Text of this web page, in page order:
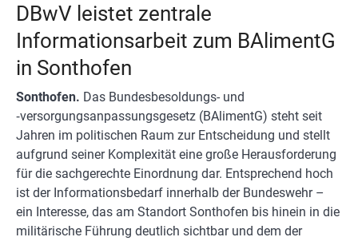
DBwV leistet zentrale
Informationsarbeit zum BAlimentG
in Sonthofen
Sonthofen. Das Bundesbesoldungs- und
‑versorgungsanpassungsgesetz (BAlimentG) steht seit
Jahren im politischen Raum zur Entscheidung und stellt
aufgrund seiner Komplexität eine große Herausforderung
für die sachgerechte Einordnung dar. Entsprechend hoch
ist der Informationsbedarf innerhalb der Bundeswehr –
ein Interesse, das am Standort Sonthofen bis hinein in die
militärische Führung deutlich sichtbar und dem der